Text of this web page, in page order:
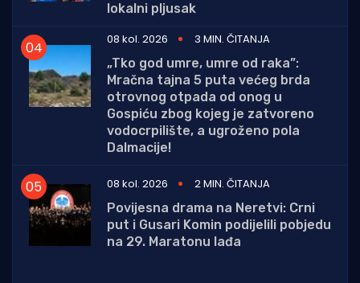
lokalni pljusak
08 kol. 2026
3 MIN. ČITANJA
„Tko god umre, umre od raka”:
Mračna tajna 5 puta većeg brda
otrovnog otpada od onog u
Gospiću zbog kojeg je zatvoreno
vodocrpilište, a ugroženo pola
Dalmacije!
08 kol. 2026
2 MIN. ČITANJA
Povijesna drama na Neretvi: Crni
put i Gusari Komin podijelili pobjedu
na 29. Maratonu lađa